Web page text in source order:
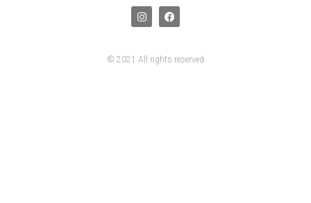
© 2021 All rights reserved